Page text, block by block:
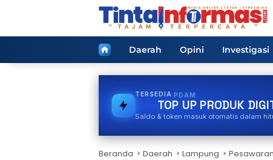
HomeDaerah Opini Investigasi
TERSEDIA STREAMING
TOP UP PRODUK
Saldo & token masuk otomatis dalam
Beranda Daerah Lampung Pesawaran